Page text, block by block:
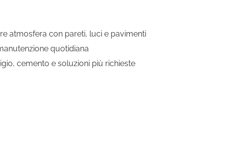
atmosfera con pareti, luci e pavimenti
quotidiana
cemento e soluzioni più richieste